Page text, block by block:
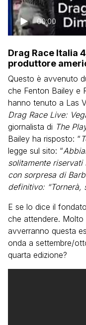
00:00
Drag Race Italia
produttore
Questo è avvenuto
che Fenton Bailey e
hanno tenuto a Las
Drag Race Live:
giornalista di The
Bailey ha risposto: “
legge sul sito: “
solitamente
con sorpresa di
definitivo: “Tornerà,
E se lo dice il
che attendere. Molto
avverranno questa
onda a settembre/
quarta edizione?